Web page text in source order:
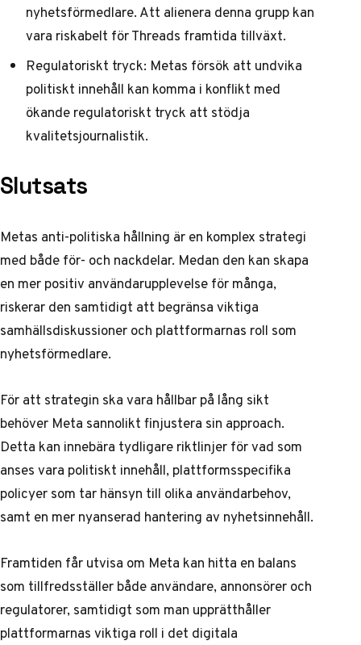
nyhetsförmedlare. Att alienera denna grupp kan
vara riskabelt för Threads framtida tillväxt.
Regulatoriskt tryck: Metas försök att undvika
politiskt innehåll kan komma i konflikt med
ökande regulatoriskt tryck att stödja
kvalitetsjournalistik.
Slutsats
Metas anti-politiska hållning är en komplex strategi
med både för- och nackdelar. Medan den kan skapa
en mer positiv användarupplevelse för många,
riskerar den samtidigt att begränsa viktiga
samhällsdiskussioner och plattformarnas roll som
nyhetsförmedlare.
För att strategin ska vara hållbar på lång sikt
behöver Meta sannolikt finjustera sin approach.
Detta kan innebära tydligare riktlinjer för vad som
anses vara politiskt innehåll, plattformsspecifika
policyer som tar hänsyn till olika användarbehov,
samt en mer nyanserad hantering av nyhetsinnehåll.
Framtiden får utvisa om Meta kan hitta en balans
som tillfredsställer både användare, annonsörer och
regulatorer, samtidigt som man upprätthåller
plattformarnas viktiga roll i det digitala